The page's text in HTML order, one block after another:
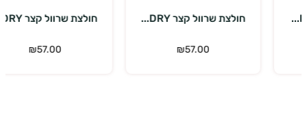
חולצת שרוול קצר DRY... חולצת שרוול קצר DRY...